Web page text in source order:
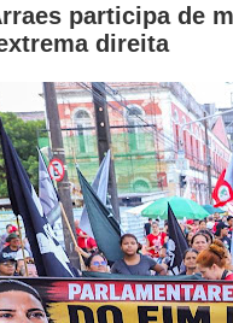
participa de
direita